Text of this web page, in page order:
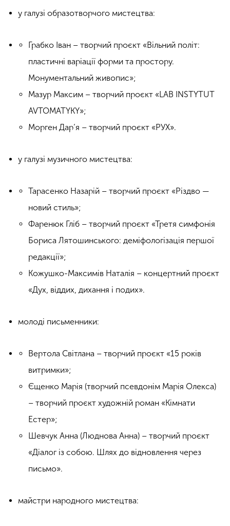
у галузі образотворчого мистецтва:
Грабко Іван – творчий проєкт «Вільний політ:
пластичні варіації форми та простору.
Монументальний живопис»;
Мазур Максим – творчий проєкт «LAВ INSTYTUT
AVTOMATYKY»;
Морген Дар’я – творчий проєкт «РУХ».
у галузі музичного мистецтва:
Тарасенко Назарій – творчий проєкт «Різдво —
новий стиль»;
Фаренюк Гліб – творчий проєкт «Третя симфонія
Бориса Лятошинського: деміфологізація першої
редакції»;
Кожушко-Максимів Наталія – концертний проєкт
«Дух, віддих, дихання і подих».
молоді письменники:
Вертола Світлана – творчий проєкт «15 років
витримки»;
Єщенко Марія (творчий псевдонім Марія Олекса)
– творчий проєкт художній роман «Кімнати
Естер»;
Шевчук Анна (Люднова Анна) – творчий проєкт
«Діалог із собою. Шлях до відновлення через
письмо».
майстри народного мистецтва: